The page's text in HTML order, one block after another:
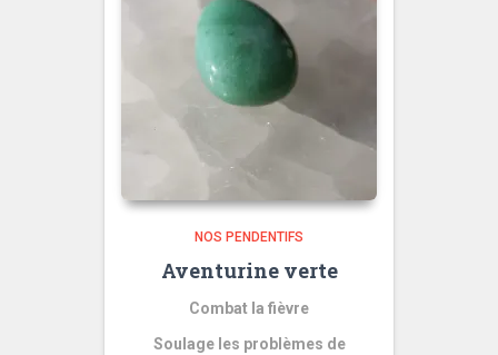
NOS PENDENTIFS
Aventurine verte
Combat la fièvre
Soulage les problèmes de